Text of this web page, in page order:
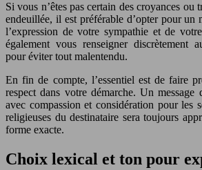
Si vous n’êtes pas certain des croyances ou
endeuillée, il est préférable d’opter pour un
l’expression de votre sympathie et de
également vous renseigner discrètement
pour éviter tout malentendu.
En fin de compte, l’essentiel est de faire
respect dans votre démarche. Un message
avec compassion et considération pour les
religieuses du destinataire sera toujours
forme exacte.
Choix lexical et ton pour